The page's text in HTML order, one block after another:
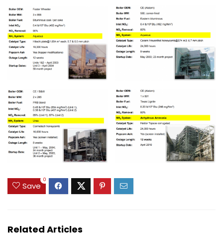
Save
0
Related Articles